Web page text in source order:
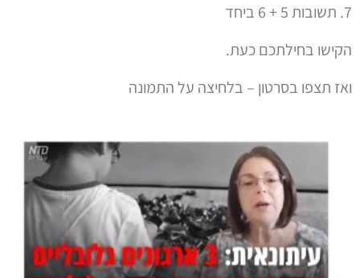
7. תשובות 5 + 6 ביחד
הקישו בחילתכם כעת.
ואז תצפו בסרטון – בלחיצה על התמונה